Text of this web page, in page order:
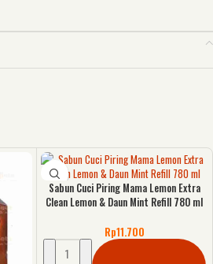
Sabun Cuci Piring Mama Lemon Extra
Clean Lemon & Daun Mint Refill 780 ml
Rp11.700